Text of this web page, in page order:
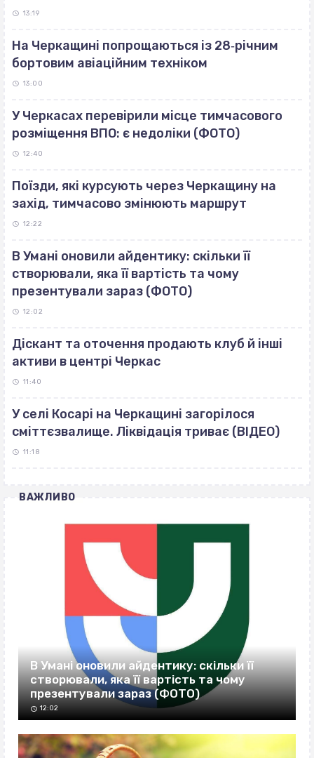
13:19
На Черкащині попрощаються із 28‐річним
бортовим авіаційним техніком
13:00
У Черкасах перевірили місце тимчасового
розміщення ВПО: є недоліки (ФОТО)
12:40
Поїзди, які курсують через Черкащину на
захід, тимчасово змінюють маршрут
12:22
В Умані оновили айдентику: скільки її
створювали, яка її вартість та чому
презентували зараз (ФОТО)
12:02
Діскант та оточення продають клуб й інші
активи в центрі Черкас
11:40
У селі Косарі на Черкащині загорілося
сміттєзвалище. Ліквідація триває (ВІДЕО)
11:18
ВАЖЛИВО
В Умані оновили айдентику: скільки її
створювали, яка її вартість та чому
презентували зараз (ФОТО)
12:02